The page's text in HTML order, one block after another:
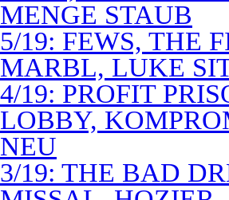
MENGE STAUB
5/19: FEWS, THE
MARBL, LUKE
4/19: PROFIT
LOBBY,
NEU
3/19: THE BAD